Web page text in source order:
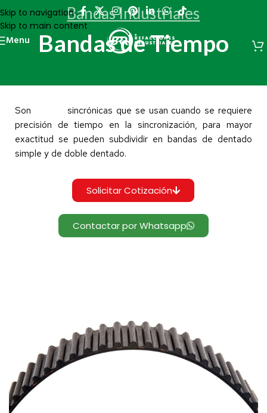
Skip to navigation
Skip to main content
Menu
Bandas Industriales
Bandas de Tiempo
Son
sincrónicas que se usan cuando se requiere
precisión de tiempo en la sincronización, para mayor
exactitud se pueden subdividir en bandas de dentado
simple y de doble dentado.
Solicitar Cotización
Contactar por Whatsapp